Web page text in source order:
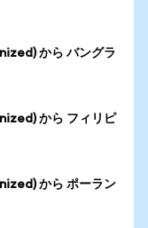
から バングラ
から フィリピ
から ポーラン